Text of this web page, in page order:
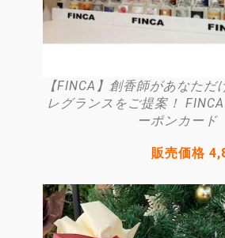
【FINCA】創香師があなただ
レグランスをご提案！
ーポンカード
販売価格